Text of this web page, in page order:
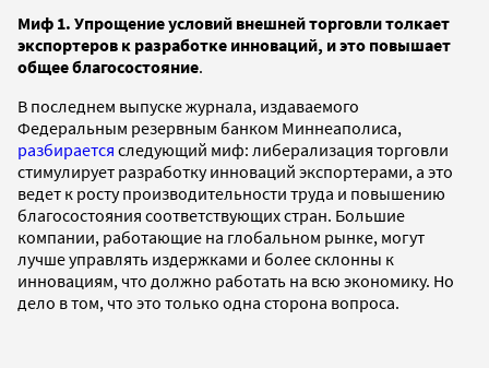
Миф 1. Упрощение условий внешней торговли толкает
экспортеров к разработке инноваций, и это повышает
общее благосостояние.
В последнем выпуске журнала, издаваемого
Федеральным резервным банком Миннеаполиса,
разбирается следующий миф: либерализация торговли
стимулирует разработку инноваций экспортерами, а это
ведет к росту производительности труда и повышению
благосостояния соответствующих стран. Большие
компании, работающие на глобальном рынке, могут
лучше управлять издержками и более склонны к
инновациям, что должно работать на всю экономику. Но
дело в том, что это только одна сторона вопроса.